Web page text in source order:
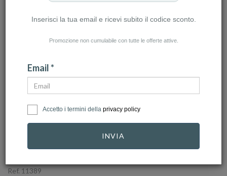
click to zoom
Ref. 11389
Inserisci la tua email e ricevi subito il codice sconto.
Promozione non cumulabile con tutte le offerte attive.
Email *
Accetto i termini della privacy policy
INVIA